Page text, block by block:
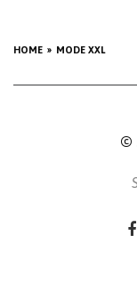
HOME MODE XXL
©